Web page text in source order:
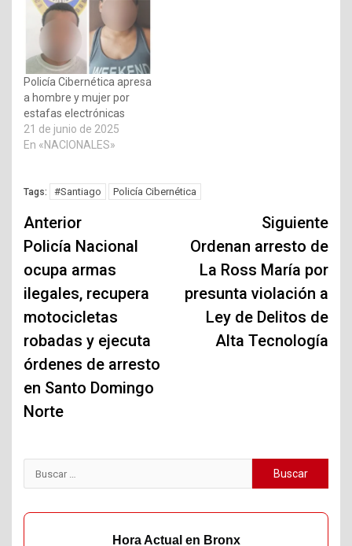
Policía Cibernética apresa
a hombre y mujer por
estafas electrónicas
21 de junio de 2025
En «NACIONALES»
Tags: #Santiago Policía Cibernética
Navegación
de
entradas
Anterior
Policía Nacional
ocupa armas
ilegales, recupera
motocicletas
robadas y ejecuta
órdenes de arresto
en Santo Domingo
Norte
Siguiente
Ordenan arresto de
La Ross María por
presunta violación a
Ley de Delitos de
Alta Tecnología
Buscar:
Hora Actual en Bronx